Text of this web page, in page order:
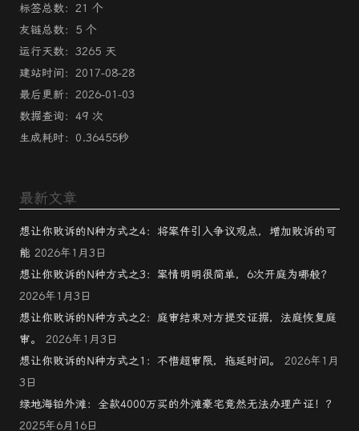
标签总数：21 个
友链总数：5 个
运行天数：3265 天
建站时间：2017-08-28
最后更新：2026-01-03
数据查询：49 次
生成耗时：0.36455秒
最新文章
想让你败诉的N种方式之4：将案件引入争议观点，增加败诉的可
能 2026年1月3日
想让你败诉的N种方式之3：案情明明很简单，6次开庭为哪般？
2026年1月3日
想让你败诉的N种方式之2：庭审结束对方提交证据，法庭恢复庭
审。
2026年1月3日
想让你败诉的N种方式之1：不惜超审限，拖延时间。
2026年1月
3日
绿地海铂外滩：全款4000万买的外滩豪宅竟然无法办理产证！？
2025年6月16日